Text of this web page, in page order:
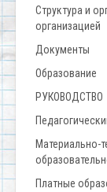
Структура и
организацией
Документы
Образование
РУКОВОДСТВО
Материально-
Платные